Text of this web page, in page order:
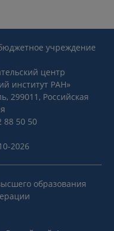
учреждение
центр
институт РАН»
299011, Российская
88 50 50
2026
образования